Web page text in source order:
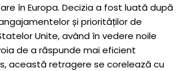
în Europa. Decizia a fost luată după
și priorităților de
Unite, având în vedere noile
de a răspunde mai eficient
această retragere se corelează cu